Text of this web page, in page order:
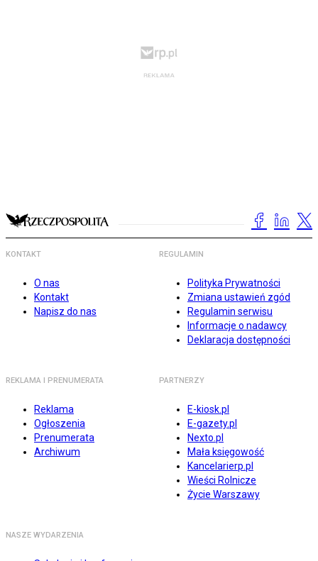
KONTAKT
O nas
Kontakt
Napisz do nas
REGULAMIN
Polityka Prywatności
Zmiana ustawień zgód
Regulamin serwisu
Informacje o nadawcy
Deklaracja dostępności
REKLAMA I PRENUMERATA
Reklama
Ogłoszenia
Prenumerata
Archiwum
PARTNERZY
E-kiosk.pl
E-gazety.pl
Nexto.pl
Mała księgowość
Kancelarierp.pl
Wieści Rolnicze
Życie Warszawy
NASZE WYDARZENIA